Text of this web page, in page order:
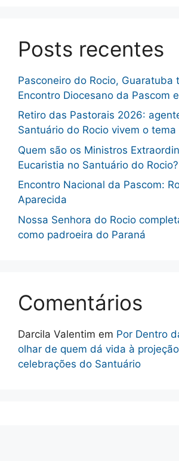
Posts recentes
Pasconeiro do Rocio, Guaratuba
Encontro Diocesano da Pascom
Retiro das Pastorais 2026:
Santuário do Rocio vivem o
Quem são os Ministros
Eucaristia no Santuário do Rocio?
Encontro Nacional da Pascom:
Aparecida
Nossa Senhora do Rocio
como padroeira do Paraná
Comentários
Darcila Valentim em Por Dentro
olhar de quem dá vida à
celebrações do Santuário